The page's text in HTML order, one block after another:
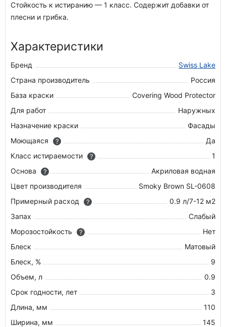
Стойкость к истиранию — 1 класс. Содержит добавки от
плесни и грибка.
Характеристики
Бренд
Swiss Lake
Страна производитель
Россия
База краски
Covering Wood Protector
Для работ
Наружных
Назначение краски
Фасады
Моющаяся
?
Да
Класс истираемости
?
1
Основа
?
Акриловая водная
Цвет производителя
Smoky Brown SL-0608
Примерный расход
?
0.9 л/7-12 м2
Запах
Слабый
Морозостойкость
?
Нет
Блеск
Матовый
Блеск, %
9
Объем, л
0.9
Срок годности, лет
3
Длина, мм
110
Ширина, мм
145